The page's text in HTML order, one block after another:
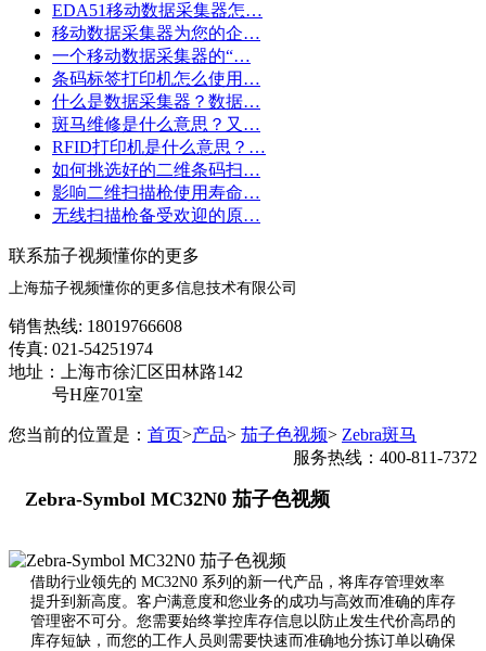
EDA51移动数据采集器怎…
移动数据采集器为您的企…
一个移动数据采集器的“…
条码标签打印机怎么使用…
什么是数据采集器？数据…
斑马维修是什么意思？又…
RFID打印机是什么意思？…
如何挑选好的二维条码扫…
影响二维扫描枪使用寿命…
无线扫描枪备受欢迎的原…
联系茄子视频懂你的更多
上海茄子视频懂你的更多信息技术有限公司
销售热线: 18019766608
传真: 021-54251974
地址：上海市徐汇区田林路142
号H座701室
您当前的位置是： 首页>产品> 茄子色视频> Zebra斑马
服务热线：400-811-7372
Zebra-Symbol MC32N0 茄子色视频
借助行业领先的 MC32N0 系列的新一代产品，将库存管理效率
提升到新高度。客户满意度和您业务的成功与高效而准确的库存
管理密不可分。您需要始终掌控库存信息以防止发生代价高昂的
库存短缺，而您的工作人员则需要快速而准确地分拣订单以确保